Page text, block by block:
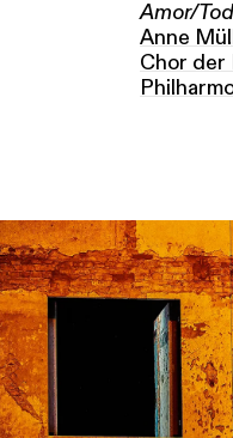
Amor/Tod
Anne
Chor der